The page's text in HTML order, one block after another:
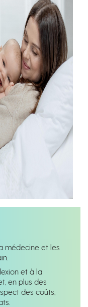
médecine et les
et à la
en plus des
des coûts,